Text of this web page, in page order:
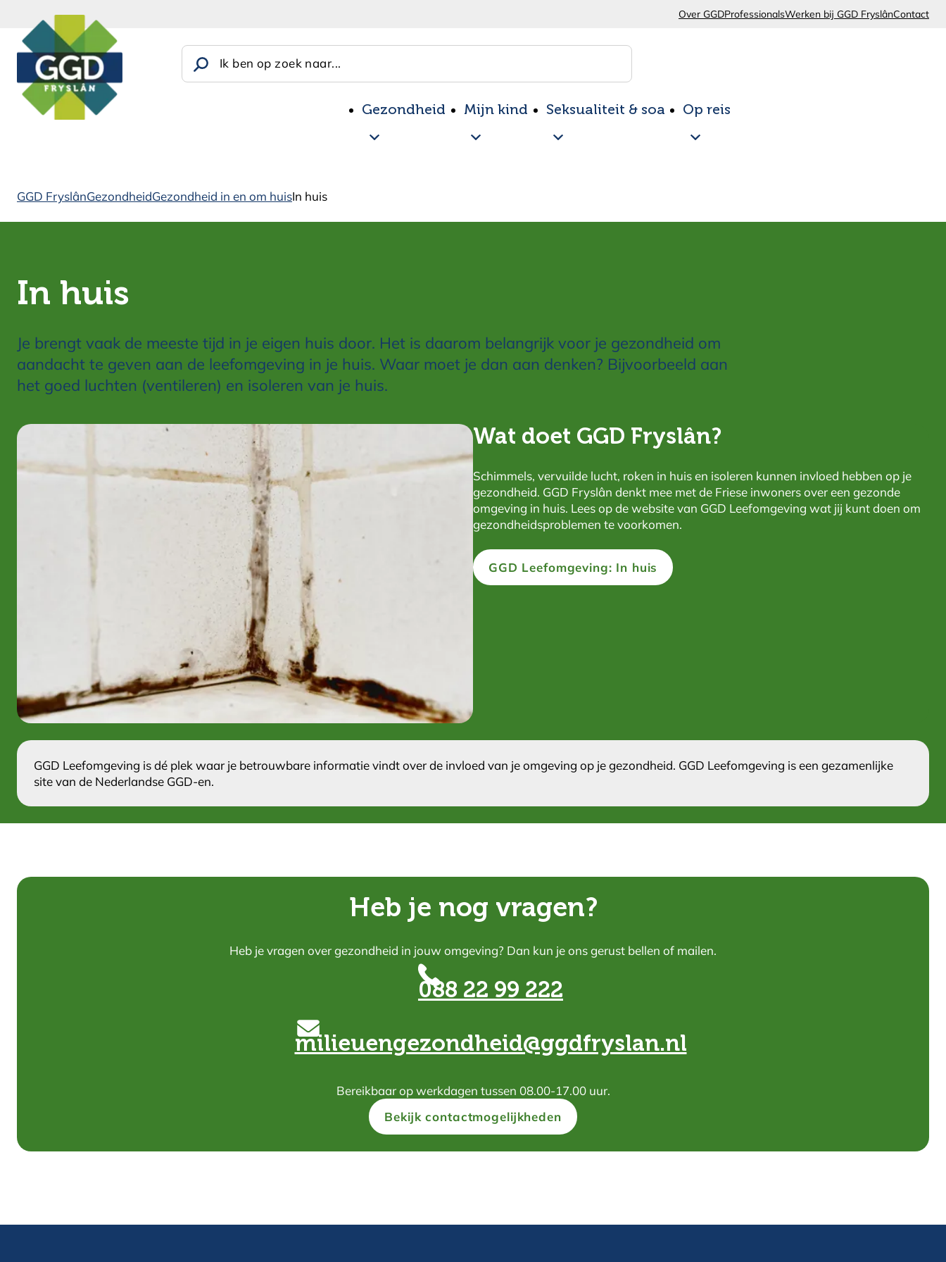
Gezondheid Mijn kind Seksualiteit & soa Op reis
Over GGDProfessionalsWerken bij GGD FryslânContact
Ik ben op zoek naar...
GGD FryslânGezondheidGezondheid in en om huisIn huis
In huis
Je brengt vaak de meeste tijd in je eigen huis door. Het is daarom belangrijk voor je gezondheid om
aandacht te geven aan de leefomgeving in je huis. Waar moet je dan aan denken? Bijvoorbeeld aan
het goed luchten (ventileren) en isoleren van je huis.
Wat doet GGD Fryslân?
Schimmels, vervuilde lucht, roken in huis en isoleren kunnen invloed hebben op je
gezondheid. GGD Fryslân denkt mee met de Friese inwoners over een gezonde
omgeving in huis. Lees op de website van GGD Leefomgeving wat jij kunt doen om
gezondheidsproblemen te voorkomen.
GGD Leefomgeving: In huis
GGD Leefomgeving is dé plek waar je betrouwbare informatie vindt over de invloed van je omgeving op je gezondheid. GGD Leefomgeving is een gezamenlijke
site van de Nederlandse GGD-en.
Heb je nog vragen?
Heb je vragen over gezondheid in jouw omgeving? Dan kun je ons gerust bellen of mailen.
088 22 99 222
milieuengezondheid@ggdfryslan.nl
Bereikbaar op werkdagen tussen 08.00-17.00 uur.
Bekijk contactmogelijkheden